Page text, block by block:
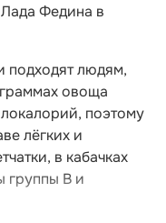
Федина в
подходят людям,
овоща
поэтому
лёгких и
в кабачках
группы B и